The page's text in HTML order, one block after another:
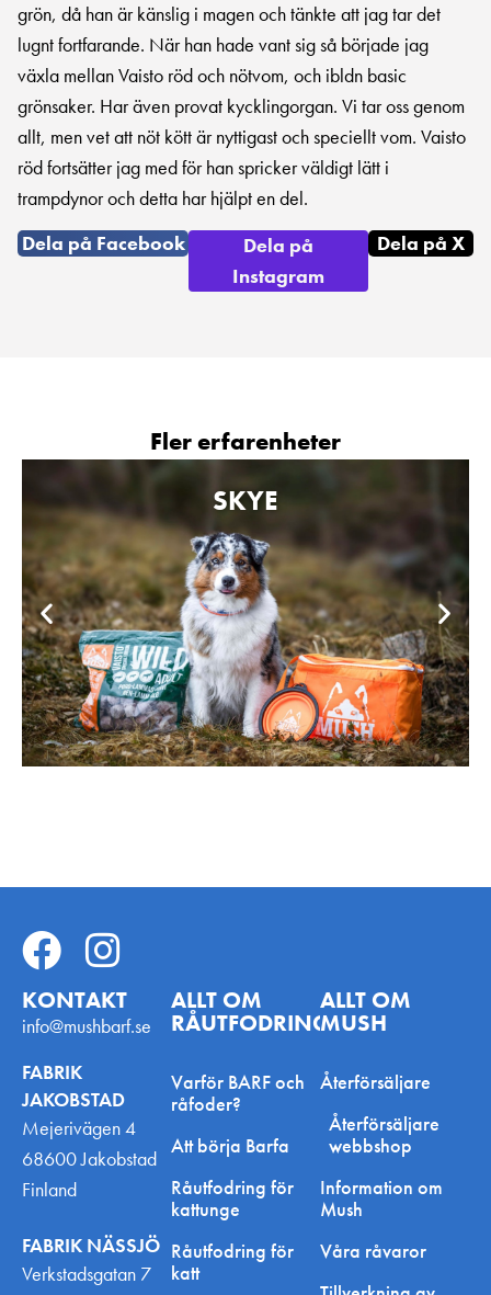
grön, då han är känslig i magen och tänkte att jag tar det
lugnt fortfarande. När han hade vant sig så började jag
växla mellan Vaisto röd och nötvom, och ibldn basic
grönsaker. Har även provat kycklingorgan. Vi tar oss genom
allt, men vet att nöt kött är nyttigast och speciellt vom. Vaisto
röd fortsätter jag med för han spricker väldigt lätt i
trampdynor och detta har hjälpt en del.
Dela på Facebook
Dela på
Instagram
Dela på X
Fler erfarenheter
SKYE
KONTAKT
info@mushbarf.se
FABRIK
JAKOBSTAD
Mejerivägen 4
68600 Jakobstad
Finland
FABRIK NÄSSJÖ
Verkstadsgatan 7
ALLT OM
RÅUTFODRING
Varför BARF och
råfoder?
Att börja Barfa
Råutfodring för
kattunge
Råutfodring för
katt
ALLT OM
MUSH
Återförsäljare
Återförsäljare
webbshop
Information om
Mush
Våra råvaror